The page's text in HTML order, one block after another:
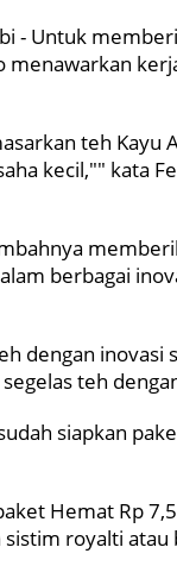
- Untuk
menawarkan
teh Kayu
kecil,"" kata
berbagai
dengan
teh
siapkan
Hemat Rp
sistim royalti